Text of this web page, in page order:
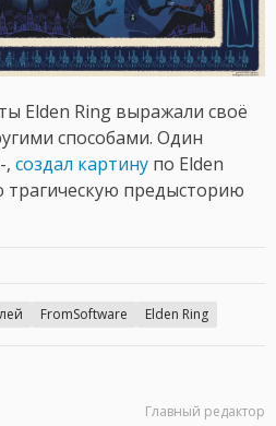
Elden Ring выражали своё
способами. Один
, создал картину по Elden
предысторию
FromSoftware Elden Ring
Главный редактор